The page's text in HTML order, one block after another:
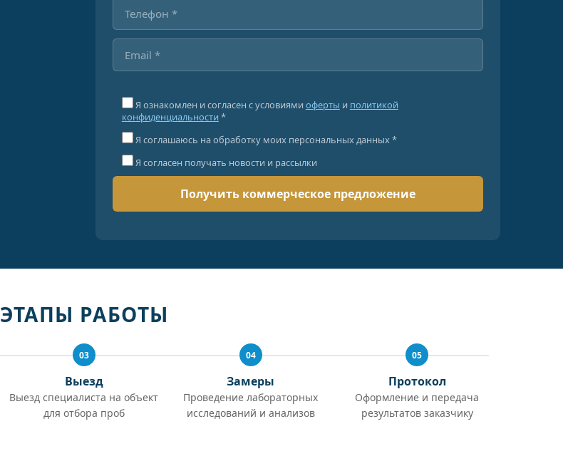
Я ознакомлен и согласен с условиями оферты и политикой
конфиденциальности *
Я соглашаюсь на обработку моих персональных данных *
Я согласен получать новости и рассылки
ЭТАПЫ РАБОТЫ
03
Выезд
Выезд специалиста на объект
для отбора проб
04
Замеры
Проведение лабораторных
исследований и анализов
05
Протокол
Оформление и передача
результатов заказчику